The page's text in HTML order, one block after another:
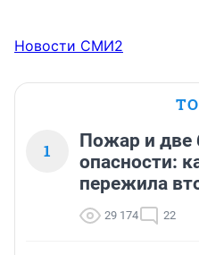
Новости СМИ2
1
Пожар и две
опасности:
пережила
29 174 22